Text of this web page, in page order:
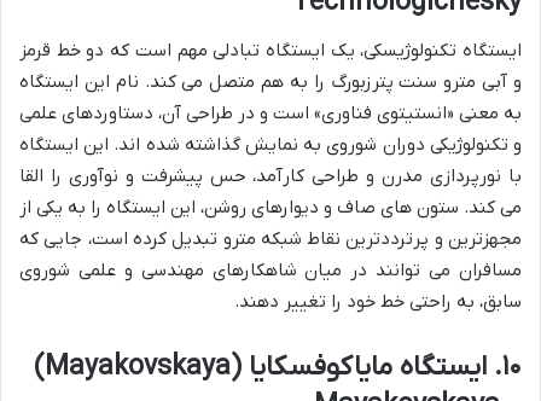
ایستگاه تکنولوژیسکی، یک ایستگاه تبادلی مهم است که دو خط قرمز
و آبی مترو سنت پترزبورگ را به هم متصل می کند. نام این ایستگاه
به معنی «انستیتوی فناوری» است و در طراحی آن، دستاوردهای علمی
و تکنولوژیکی دوران شوروی به نمایش گذاشته شده اند. این ایستگاه
با نورپردازی مدرن و طراحی کارآمد، حس پیشرفت و نوآوری را القا
می کند. ستون های صاف و دیوارهای روشن، این ایستگاه را به یکی از
مجهزترین و پرترددترین نقاط شبکه مترو تبدیل کرده است، جایی که
مسافران می توانند در میان شاهکارهای مهندسی و علمی شوروی
سابق، به راحتی خط خود را تغییر دهند.
۱۰. ایستگاه مایاکوفسکایا (Mayakovskaya)